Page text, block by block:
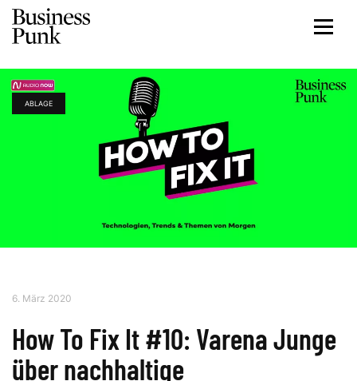
ABLAGE
6. März 2020
How To Fix It #10: Varena Junge
über nachhaltige